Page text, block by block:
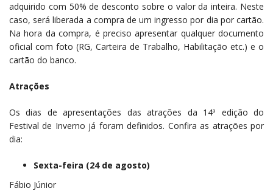
adquirido com 50% de desconto sobre o valor da inteira. Neste
caso, será liberada a compra de um ingresso por dia por cartão.
Na hora da compra, é preciso apresentar qualquer documento
oficial com foto (RG, Carteira de Trabalho, Habilitação etc.) e o
cartão do banco.
Atrações
Os dias de apresentações das atrações da 14ª edição do
Festival de Inverno já foram definidos. Confira as atrações por
dia:
Sexta-feira (24 de agosto)
Fábio Júnior